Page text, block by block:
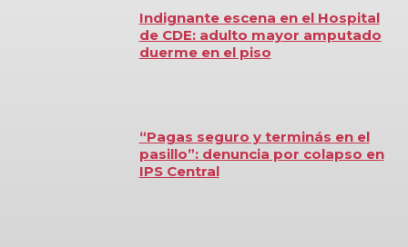
Indignante escena en el Hospital
de CDE: adulto mayor amputado
duerme en el piso
“Pagas seguro y terminás en el
pasillo”: denuncia por colapso en
IPS Central